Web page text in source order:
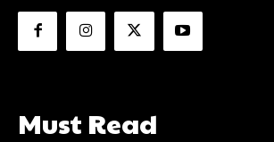
Must Read